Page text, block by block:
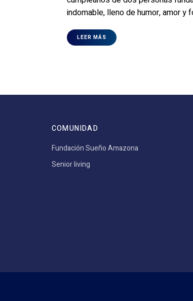
indomable, lleno de humor, amor
LEER MÁS
COMUNIDAD
Fundación Sueño Amazona
Senior living